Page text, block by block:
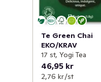
Te Green Chai
EKO/KRAV
17 st, Yogi Tea
46,95 kr
2,76 kr /st